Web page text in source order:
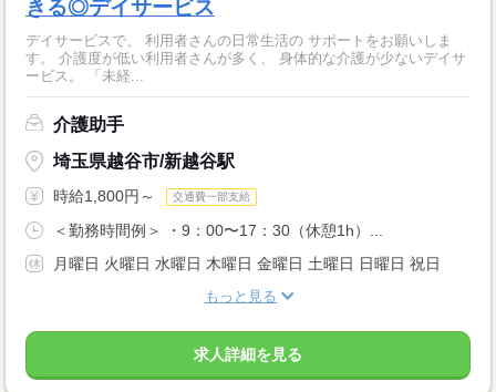
きる◎デイサービス
デイサービスで、 利用者さんの日常生活の サポートをお願いしま
す。 介護度が低い利用者さんが多く、 身体的な介護が少ないデイサ
ービス。 「未経...
介護助手
埼玉県越谷市/新越谷駅
時給1,800円～ 交通費一部支給
＜勤務時間例＞ ・9：00〜17：30（休憩1h）...
月曜日 火曜日 水曜日 木曜日 金曜日 土曜日 日曜日 祝日
もっと見る
求人詳細を見る